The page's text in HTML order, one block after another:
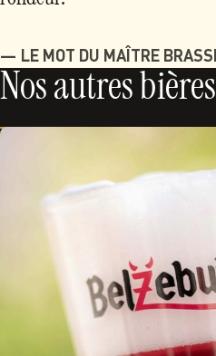
LE MOT DU MAÎTRE
Nos autres bières